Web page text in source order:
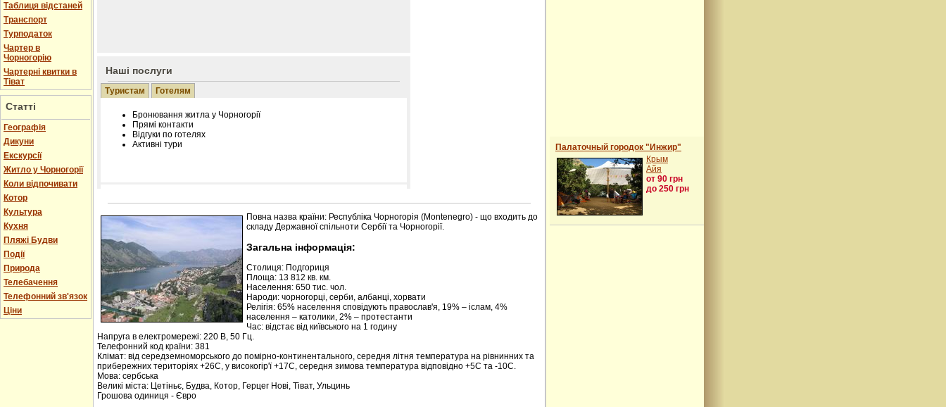
Таблиця відстаней
Транспорт
Турподаток
Чартер в
Чорногорію
Чартерні квитки в
Тіват
Статті
Географія
Дикуни
Екскурсії
Житло у Чорногорії
Коли відпочивати
Котор
Культура
Кухня
Пляжі Будви
Події
Природа
Телебачення
Телефонний зв'язок
Ціни
Наші послуги
Туристам Готелям
Бронювання житла у Чорногорії
Прямі контакти
Відгуки по готелях
Активні тури
Розміщення інформації про готель на нашому сайті
Редагування інформації і цін на вимогу
Лічільник відвідувачів
Повна назва країни: Республіка Чорногорія (Montenegro) - що входить до
складу Державної спільноти Сербії та Чорногорії.
Загальна інформація:
Столиця: Подгориця
Площа: 13 812 кв. км.
Населення: 650 тис. чол.
Народи: чорногорці, серби, албанці, хорвати
Релігія: 65% населення сповідують православ'я, 19% – іслам, 4%
населення – католики, 2% – протестанти
Час: відстає від київського на 1 годину
Напруга в електромережі: 220 В, 50 Гц.
Телефонний код країни: 381
Клімат: від середземноморського до помірно-континентального, середня літня температура на рівнинних та
прибережних територіях +26С, у високогір'ї +17С, середня зимова температура відповідно +5С та -10С.
Мова: сербська
Великі міста: Цетіньє, Будва, Котор, Герцег Нові, Тіват, Ульцинь
Грошова одиниця - Євро
Палаточный городок "Инжир"
Крым
Айя
от 90 грн
до 250 грн